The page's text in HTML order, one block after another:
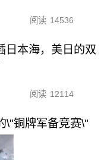
阅读 14536
日本海，美日的双
阅读 12114
\"铜牌军备竞赛\"